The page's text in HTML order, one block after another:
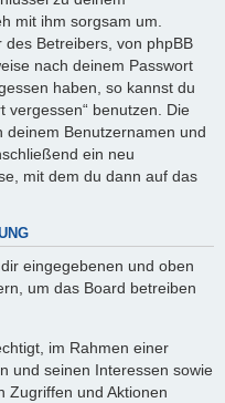
mit ihm sorgsam um.
Betreibers, von phpBB
nach deinem Passwort
haben, so kannst du
vergessen“ benutzen. Die
deinem Benutzernamen und
ein neu
mit dem du dann auf das
eingegebenen und oben
um das Board betreiben
im Rahmen einer
und seinen Interessen sowie
Zugriffen und Aktionen